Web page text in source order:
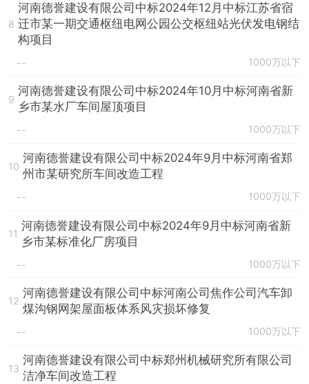
8
河南德誉建设有限公司中标2024年12月中标江苏省宿
迁市某一期交通枢纽电网公园公交枢纽站光伏发电钢结
构项目
-- 1000万以下
9
河南德誉建设有限公司中标2024年10月中标河南省新
乡市某水厂车间屋顶项目
-- 1000万以下
10
河南德誉建设有限公司中标2024年9月中标河南省郑
州市某研究所车间改造工程
-- 1000万以下
11
河南德誉建设有限公司中标2024年9月中标河南省新
乡市某标准化厂房项目
-- 1000万以下
12
河南德誉建设有限公司中标河南公司焦作公司汽车卸
煤沟钢网架屋面板体系风灾损坏修复
-- 1000万以下
13
河南德誉建设有限公司中标郑州机械研究所有限公司
洁净车间改造工程